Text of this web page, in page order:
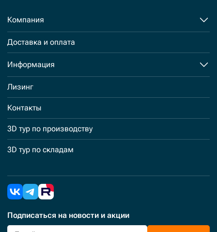
Компания
Доставка и оплата
Информация
Лизинг
Контакты
3D тур по производству
3D тур по складам
Подписаться на новости и акции